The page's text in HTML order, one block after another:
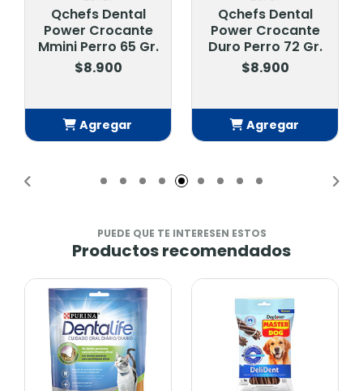
65 Gr.
Qchefs Dental
Power Crocante
Duro Perro 72 Gr.
Qchefs
Power
Suave Perro
PUEDE QUE TE INTERESEN ESTOS
Productos recomendados